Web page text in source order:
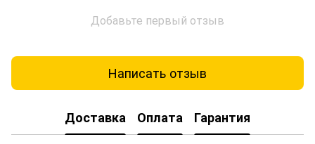
Добавьте первый отзыв
Написать отзыв
Доставка Оплата Гарантия